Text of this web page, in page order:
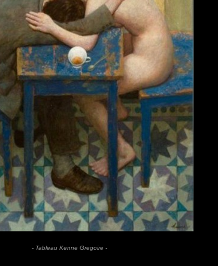
- Tableau Kenne Gregoire -